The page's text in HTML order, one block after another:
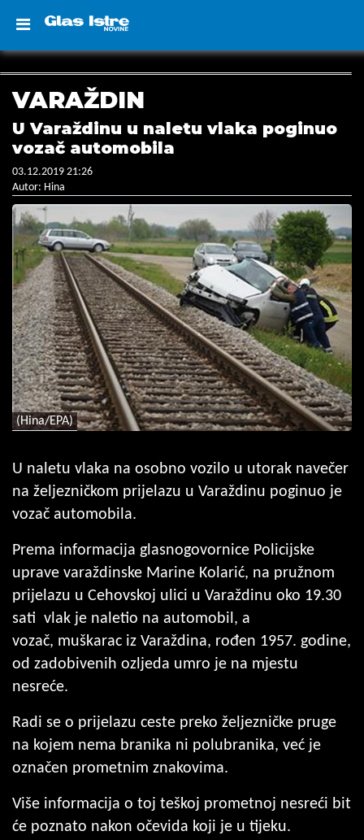
VARAŽDIN
U Varaždinu u naletu vlaka poginuo
vozač automobila
03.12.2019 21:26
Autor: Hina
(Hina/EPA)
U naletu vlaka na osobno vozilo u utorak navečer
na željezničkom prijelazu u Varaždinu poginuo je
vozač automobila.
Prema informacija glasnogovornice Policijske
uprave varaždinske Marine Kolarić, na pružnom
prijelazu u Cehovskoj ulici u Varaždinu oko 19.30
sati vlak je naletio na automobil, a
vozač, muškarac iz Varaždina, rođen 1957. godine,
od zadobivenih ozljeda umro je na mjestu
nesreće.
Radi se o prijelazu ceste preko željezničke pruge
na kojem nema branika ni polubranika, već je
označen prometnim znakovima.
Više informacija o toj teškoj prometnoj nesreći bit
će poznato nakon očevida koji je u tijeku.